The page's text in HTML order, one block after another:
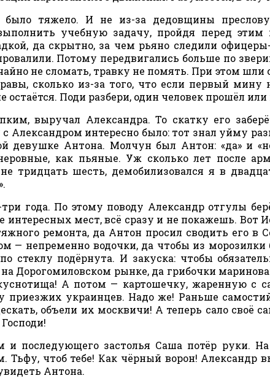
тяжело. И не из-за дедовщины
учебную задачу, пройдя перед этим
да скрытно, за чем рьяно следили
Потому передвигались больше по
не сломать, травку не помять. При этом шли
сколько из-за того, что если первый мину
Поди разбери, один человек прошёл или
выручал Александра. То скатку его
Александром интересно было: тот знал уйму
девушке Антона. Молчун был Антон: «да» и
как пьяные. Уж сколько лет после
тридцать шесть, демобилизовался я в
года. По этому поводу Александр отгулы
мест, всё сразу и не покажешь. Вот
ремонта, да Антон просил сводить его в
— непременно водочки, да чтобы из морозилки
стеклу подёрнута. И закуска: чтобы
Дорогомиловском рынке, да грибочки
А потом — картошечку, жаренную с
приезжих украинцев. Надо же! Раньше
объели их москвичи! А теперь сало своё
последующего застолья Саша потёр руки. На
Тьфу, чтоб тебе! Как чёрный ворон! Александр
Антона.